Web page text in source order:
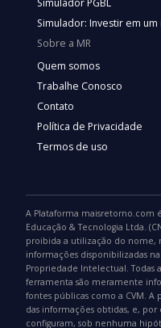
Simulador: Investir em um
Sobre a MR
Quem somos
Trabalhe Conosco
Contato
Política de Privacidade
Termos de uso
A Plataforma maisretorno.com
Educação & Tecnologia Ltda.
proibida a utilização do nome,
informações disponibilizadas
Propriedade Intelectual. Todas
ferramenta são meramente
fontes públicas como a CVM.
das informações obtidas, e, por
configuram, sob nenhuma